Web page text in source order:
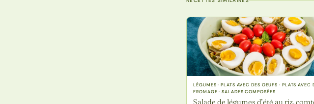
LÉGUMES · PLATS AVEC DES OEUFS · PLATS AVEC
FROMAGE · SALADES COMPOSÉES
Salade de légumes d’été au riz,